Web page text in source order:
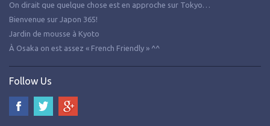
On dirait que quelque chose est en approche sur Tokyo…
Bienvenue sur Japon 365!
Jardin de mousse à Kyoto
À Osaka on est assez « French Friendly » ^^
Follow Us